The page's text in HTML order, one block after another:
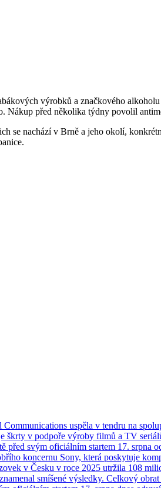
výrobků a značkového
Nákup před několika týdny povolil
se nachází v Brně a jeho okolí,
uspěla v tendru na
škrty v podpoře výroby filmů a TV
před svým oficiálním startem 17. srpna
koncernu Sony, která poskytuje
v Česku v roce 2025 utržila 108
smíšené výsledky. Celkový